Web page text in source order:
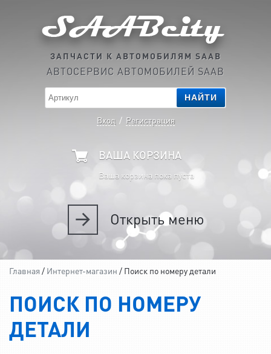
ЗАПЧАСТИ К АВТОМОБИЛЯМ SAAB
АВТОСЕРВИС АВТОМОБИЛЕЙ SAAB
НАЙТИ
Вход / Регистрация
ВАША КОРЗИНА
Ваша корзина пока пуста
Открытьменю
Главная / Интернет-магазин / Поиск по номеру детали
ПОИСК ПО НОМЕРУ
ДЕТАЛИ